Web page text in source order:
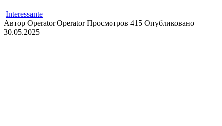
Interessante
Автор Operator Operator Просмотров 415 Опубликовано
30.05.2025